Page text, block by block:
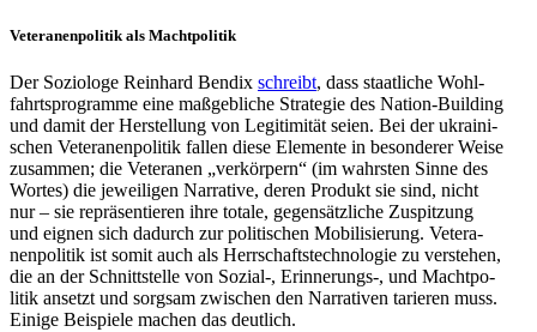
Vete­ra­nen­po­li­tik als Machtpolitik
Der Sozio­loge Rein­hard Bendix schreibt, dass staat­li­che Wohl­
fahrts­pro­gramme eine maß­geb­li­che Stra­te­gie des Nation-Buil­ding
und damit der Her­stel­lung von Legi­ti­mi­tät seien. Bei der ukrai­ni­
schen Vete­ra­nen­po­li­tik fallen diese Ele­mente in beson­de­rer Weise
zusam­men; die Vete­ra­nen „ver­kör­pern“ (im wahrs­ten Sinne des
Wortes) die jewei­li­gen Nar­ra­tive, deren Produkt sie sind, nicht
nur – sie reprä­sen­tie­ren ihre totale, gegen­sätz­li­che Zuspit­zung
und eignen sich dadurch zur poli­ti­schen Mobi­li­sie­rung. Vete­ra­
nen­po­li­tik ist somit auch als Herr­schafts­tech­no­lo­gie zu ver­ste­hen,
die an der Schnitt­stelle von Sozial‑, Erinnerungs‑, und Macht­po­
li­tik ansetzt und sorgsam zwi­schen den Nar­ra­ti­ven tarie­ren muss.
Einige Bei­spiele machen das deutlich.